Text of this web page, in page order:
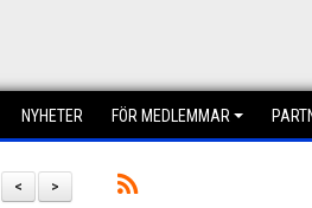
NYHETER FÖR MEDLEMMAR
>
<